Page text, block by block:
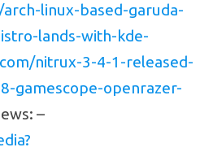
linux-based-garuda-
lands-with-kde-
nitrux-3-4-1-released-
gamescope-openrazer-
–